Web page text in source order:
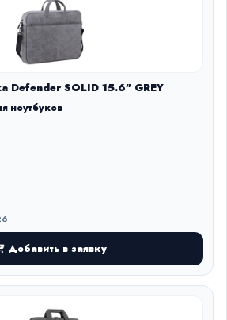
Defender SOLID 15.6" GREY
ноутбуков
Добавить в заявку